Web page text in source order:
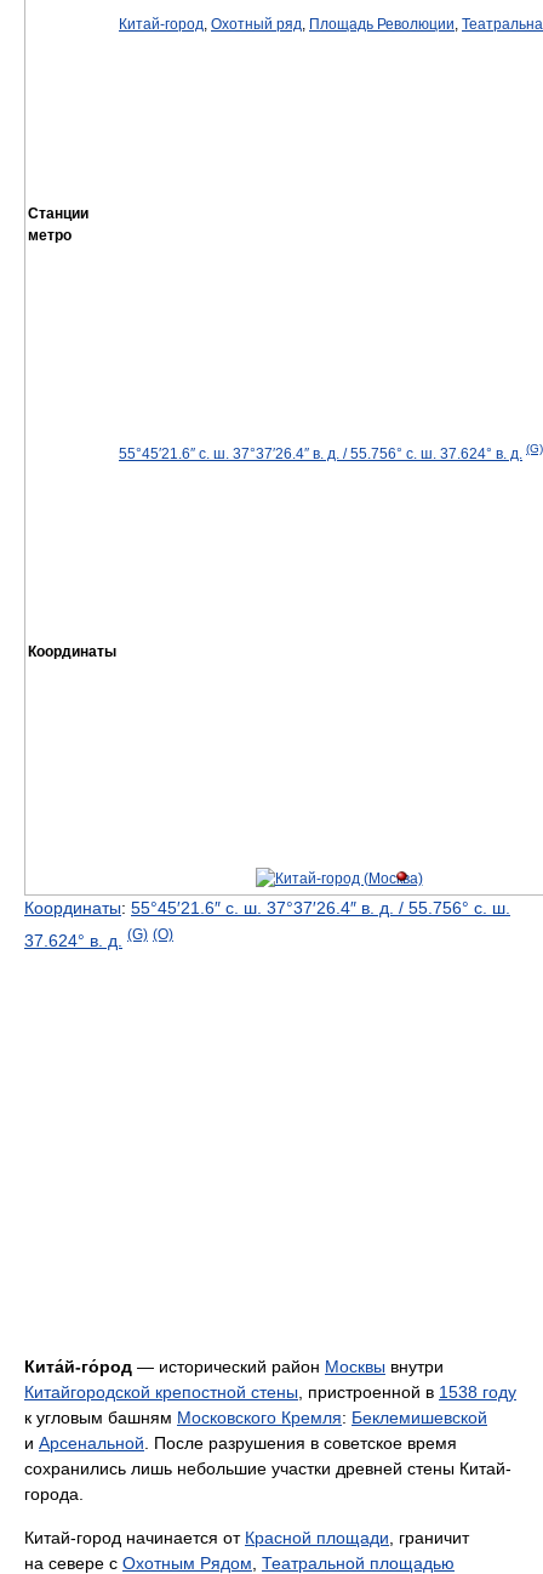
Станции
метро
Китай-город, Охотный ряд, Площадь Революции,
Координаты
55°45′21.6″ с. ш. 37°37′26.4″ в. д. /55.756° с. ш. 37.624° в. д. (G)
Координаты: 55°45′21.6″ с. ш. 37°37′26.4″ в. д. / 55.756° с. ш.
37.624° в. д.
(G) (O)
Кита́й-го́род — исторический район Москвы внутри
Китайгородской крепостной стены , пристроенной в 1538 году
к угловым башням Московского Кремля: Беклемишевской
и Арсенальной . После разрушения в советское время
сохранились лишь небольшие участки древней стены Китай-
города.
Китай-город начинается от Красной площади , граничит
на севере с Охотным Рядом Театральной площадью